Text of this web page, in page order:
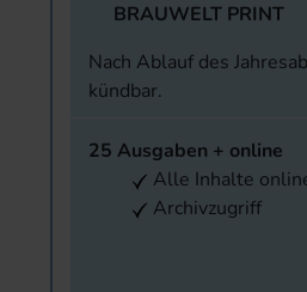
BRAUWELT PRINT
Nach Ablauf des
kündbar.
25 Ausgaben + online
Alle Inhalte
Archivzugriff